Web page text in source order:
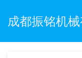
成都振铭机